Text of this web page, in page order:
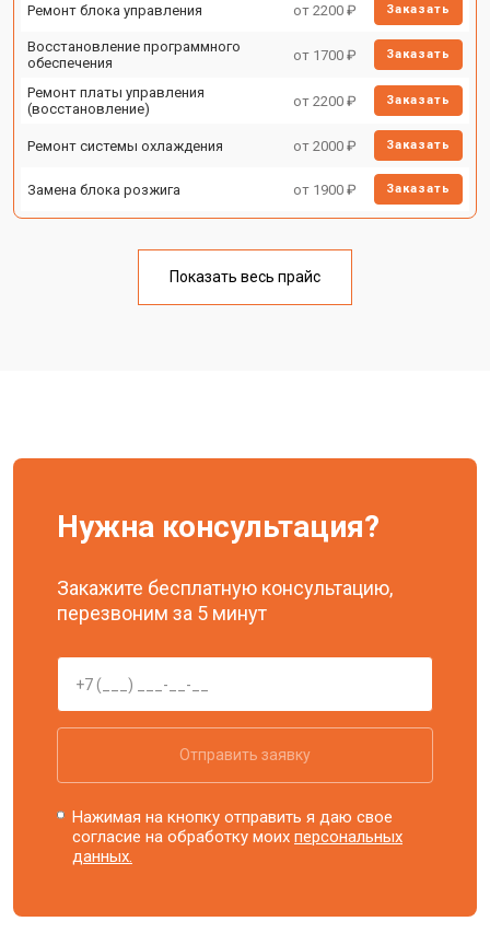
Ремонт блока управления от 2200 ₽ Заказать
Восстановление программного
обеспечения
от 1700 ₽ Заказать
Ремонт платы управления
(восстановление)
от 2200 ₽ Заказать
Ремонт системы охлаждения от 2000 ₽ Заказать
Замена блока розжига от 1900 ₽ Заказать
Показать весь прайс
Нужна консультация?
Закажите бесплатную консультацию,
перезвоним за 5 минут
Отправить заявку
Нажимая на кнопку отправить я даю свое
согласие на обработку моихперсональных
данных.